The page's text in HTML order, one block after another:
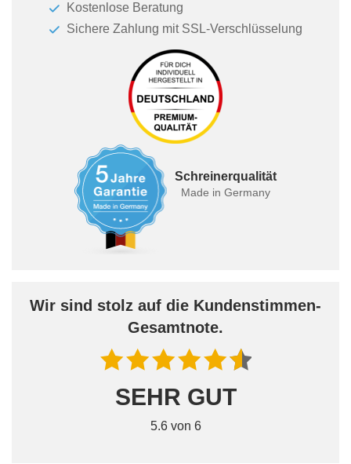
Kostenlose Beratung
Sichere Zahlung mit SSL-Verschlüsselung
Schreinerqualität
Made in Germany
Wir sind stolz auf die Kundenstimmen-
Gesamtnote.
SEHR GUT
5.6 von 6